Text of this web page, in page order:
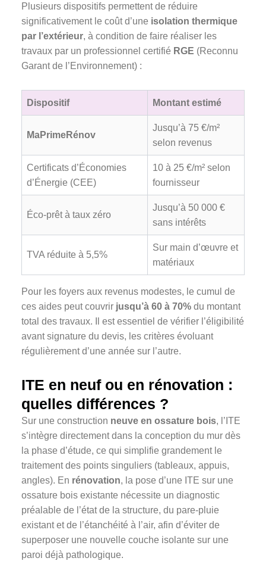
Plusieurs dispositifs permettent de réduire
significativement le coût d’une isolation thermique
par l’extérieur, à condition de faire réaliser les
travaux par un professionnel certifié RGE (Reconnu
Garant de l’Environnement) :
Dispositif Montant estimé
MaPrimeRénov
Jusqu’à 75 €/m²
selon revenus
Certificats d’Économies
d’Énergie (CEE)
10 à 25 €/m² selon
fournisseur
Éco-prêt à taux zéro
Jusqu’à 50 000 €
sans intérêts
TVA réduite à 5,5%
Sur main d’œuvre et
matériaux
Pour les foyers aux revenus modestes, le cumul de
ces aides peut couvrir jusqu’à 60 à 70% du montant
total des travaux. Il est essentiel de vérifier l’éligibilité
avant signature du devis, les critères évoluant
régulièrement d’une année sur l’autre.
ITE en neuf ou en rénovation :
quelles différences ?
Sur une construction neuve en ossature bois, l’ITE
s’intègre directement dans la conception du mur dès
la phase d’étude, ce qui simplifie grandement le
traitement des points singuliers (tableaux, appuis,
angles). En rénovation, la pose d’une ITE sur une
ossature bois existante nécessite un diagnostic
préalable de l’état de la structure, du pare-pluie
existant et de l’étanchéité à l’air, afin d’éviter de
superposer une nouvelle couche isolante sur une
paroi déjà pathologique.